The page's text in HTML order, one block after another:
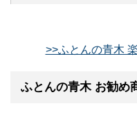
>>ふとんの青木
ふとんの青木 お勧め